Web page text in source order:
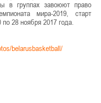
в группах завоюют право
мира-2019, старт
28 ноября 2017 года.
belarusbasketball/